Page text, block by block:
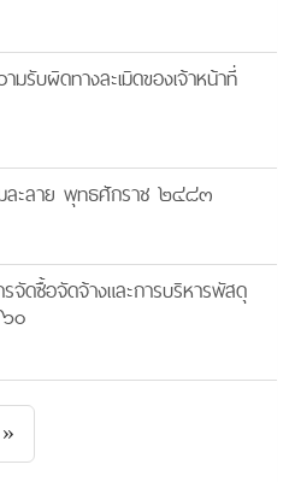
รับผิดทางละเมิดของเจ้าหน้าที่
ะลาย พุทธศักราช ๒๔๘๓
ดซื้อจัดจ้างและการบริหารพัสดุ
๐
»